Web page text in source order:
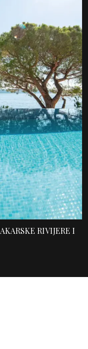
RIVIJERE I